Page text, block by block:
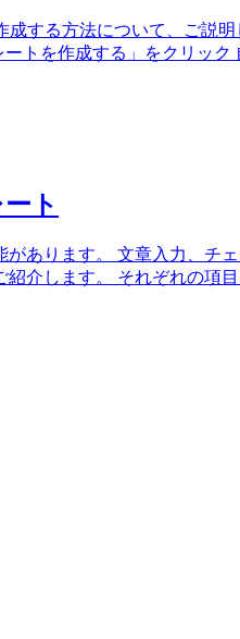
する方法について、ご説
トを作成する」をクリック
ト
があります。 文章入力、
介します。 それぞれの項